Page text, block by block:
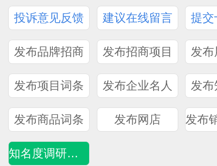
投诉意见反馈 建议在线留言 提交
发布品牌招商 发布招商项目 发
发布项目词条 发布企业名人 发
发布商品词条 发布网店
知名度调研问卷